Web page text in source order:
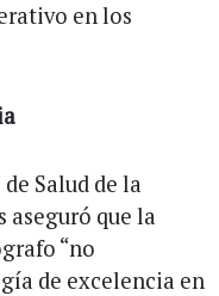
en los
Salud de la
aseguró que la
“no
de excelencia en